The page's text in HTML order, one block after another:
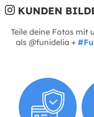
KUNDEN
Teile deine Fotos mit
als @funidelia +